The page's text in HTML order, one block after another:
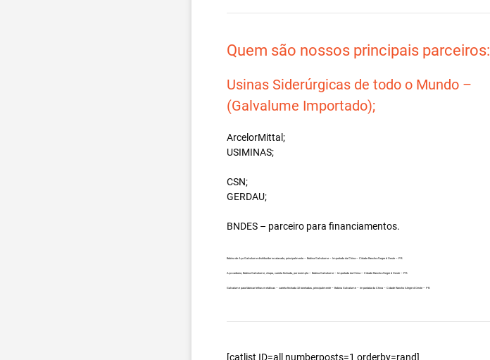
Quem são nossos principais parceiros:
Usinas Siderúrgicas de todo o Mundo –
(Galvalume Importado);
ArcelorMittal;
USIMINAS;
CSN;
GERDAU;
BNDES – parceiro para financiamentos.
Bobina de Aço Galvalume distribuidor no atacado, principalmente – Bobina Galvalume – Importada da China – Cidade Rancho Alegre d Oeste – PR.
Aço carbono, Bobina Galvalume, chapa, carreta fechada, por exemplo – Bobina Galvalume – Importada da China – Cidade Rancho Alegre d Oeste – PR.
Galvalume para fabricar telhas metálicas – carreta fechada 32 toneladas, principalmente – Bobina Galvalume – Importada da China – Cidade Rancho Alegre d Oeste – PR.
[catlist ID=all numberposts=1 orderby=rand]